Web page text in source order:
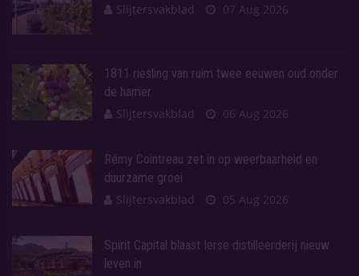
Slijtersvakblad
07 Aug 2026
1811 riesling van ruim twee eeuwen oud onder
de hamer
Slijtersvakblad
06 Aug 2026
Rémy Cointreau zet in op weerbaarheid en
duurzame groei
Slijtersvakblad
05 Aug 2026
Spirit Capital blaast Ierse distilleerderij nieuw
leven in